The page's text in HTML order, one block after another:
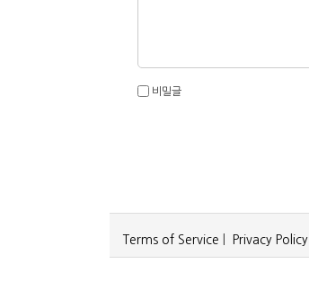
비밀글
Terms of Service Privacy Policy